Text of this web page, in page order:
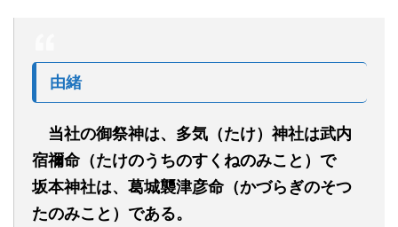
由緒
当社の御祭神は、多気（たけ）神社は武内
宿禰命（たけのうちのすくねのみこと）で
坂本神社は、葛城襲津彦命（かづらぎのそつ
たのみこと）である。